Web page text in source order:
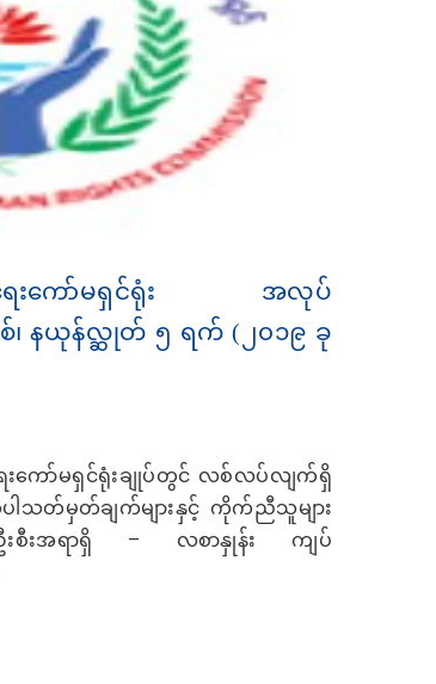
အရေးကော်မရှင်ရုံး အလုပ်
စ်၊ နယုန်လ္ဆုတ် ၅ ရက် (၂၀၁၉ ခု
ကော်မရှင်ရုံးချုပ်တွင် လစ်လပ်လျက်ရှိ
ါသတ်မှတ်ချက်များနှင့် ကိုက်ညီသူများ
းအရာရှိ – လစာနှုန်း ကျပ်